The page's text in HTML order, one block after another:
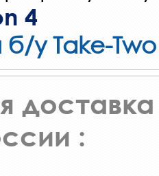
4
б/у Take-
доставка
: